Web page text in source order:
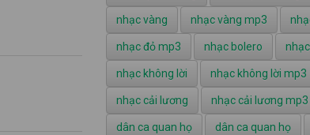
nhạc vàng nhạc vàng mp3
nhạc đỏ mp3 nhạc bolero
nhạc không lời nhạc không lời mp3
nhạc cải lương nhạc cải lương mp3
dân ca quan họ dân ca quan họ